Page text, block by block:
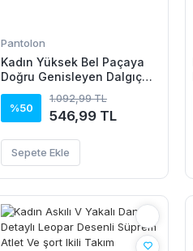
Pantolon
Kadın Yüksek Bel Paçaya
Doğru Genisleyen Dalgıç
Tayt
%50
1.092,99 TL
546,99 TL
Sepete Ekle